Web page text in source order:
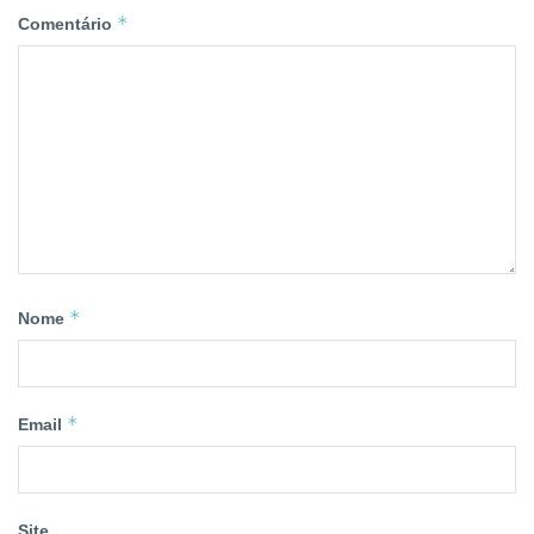
Comentário *
Nome *
Email *